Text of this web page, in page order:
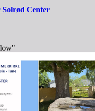
Solrød Center